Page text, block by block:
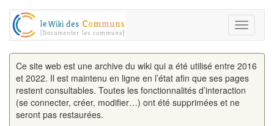
Toggle
Ce site web est une archive du wiki qui a été utilisé entre 2016
et 2022. Il est maintenu en ligne en l’état afin que ses pages
restent consultables. Toutes les fonctionnalités d’interaction
(se connecter, créer, modifier…) ont été supprimées et ne
seront pas restaurées.